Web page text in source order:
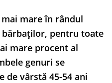
mare în rândul
pentru toate
mare procent al
genuri se
de vârstă 45-54 ani